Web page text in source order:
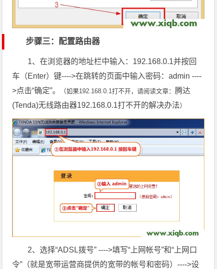
步骤三：配置路由器
1、在浏览器的地址栏中输入：192.168.0.1并按回
车（Enter）键---->在跳转的页面中输入密码：admin ----
>点击“确定”。
（如果192.168.0.1打不开，请阅读文章： 腾达
(Tenda)无线路由器192.168.0.1打不开的解决办法）
2、选择“ADSL拨号” ---->填写“上网帐号”和“上网口
令”（就是宽带运营商提供的宽带的帐号和密码）---->设